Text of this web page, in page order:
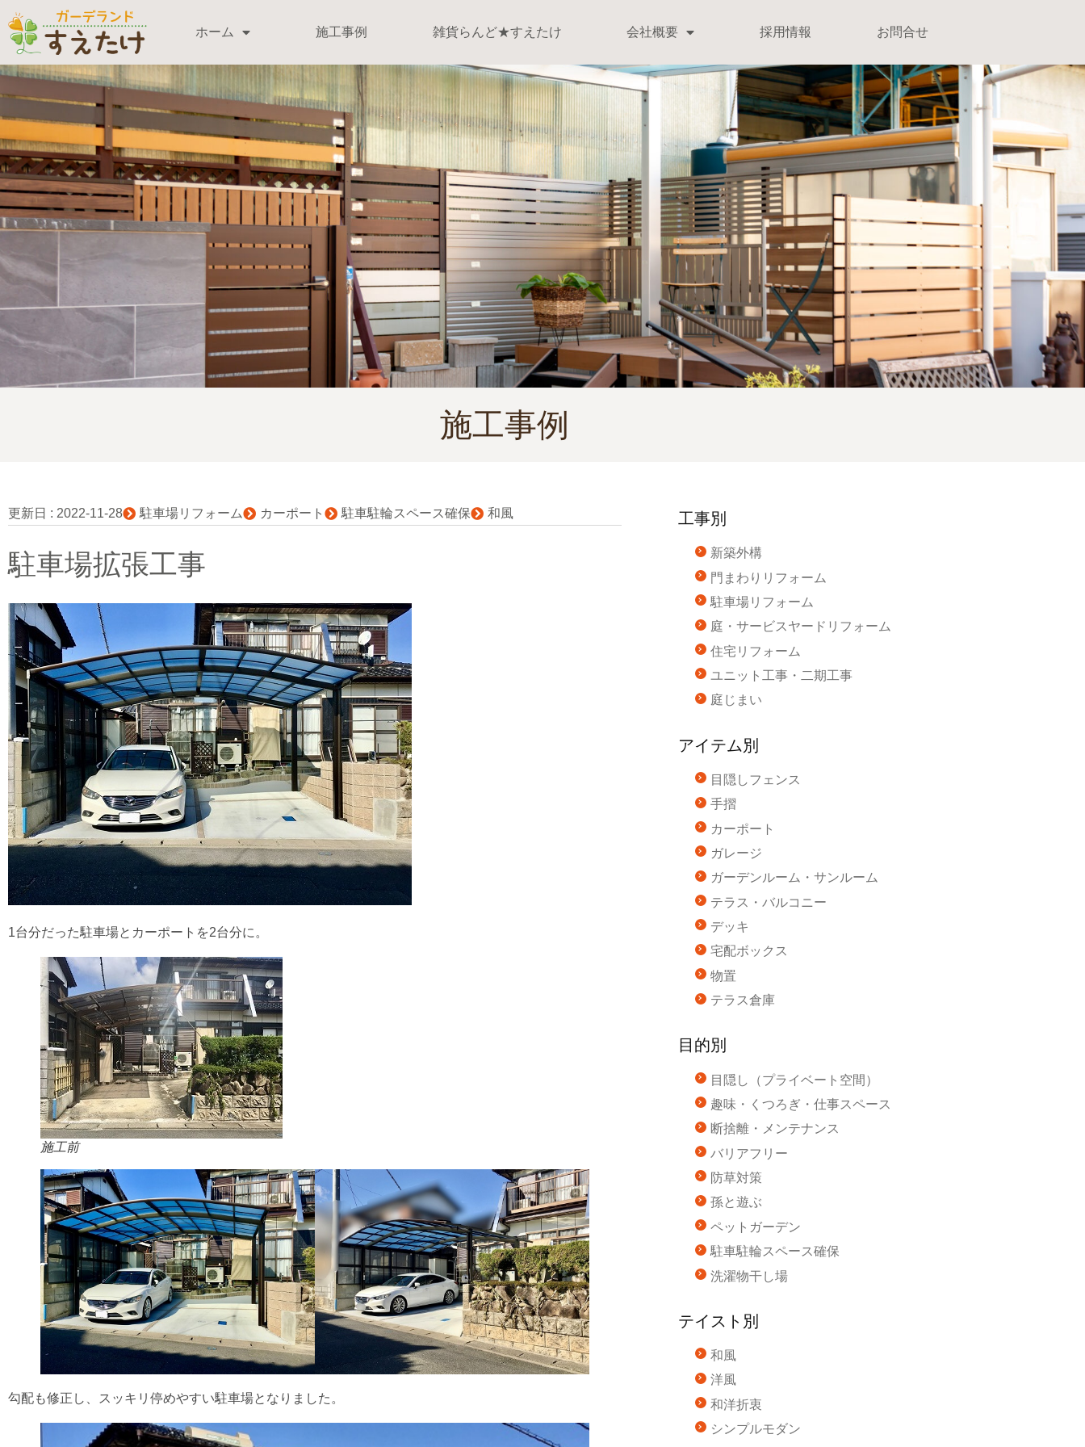
ホーム 施工事例 雑貨らんど★すえたけ 会社概要 採用情報 お問合せ
施工事例
更新日 : 2022-11-28 駐車場リフォーム カーポート 駐車駐輪スペース確保 和風
駐車場拡張工事
1台分だった駐車場とカーポートを2台分に。
施工前
勾配も修正し、スッキリ停めやすい駐車場となりました。
工事別
新築外構
門まわりリフォーム
駐車場リフォーム
庭・サービスヤードリフォーム
住宅リフォーム
ユニット工事・二期工事
庭じまい
アイテム別
目隠しフェンス
手摺
カーポート
ガレージ
ガーデンルーム・サンルーム
テラス・バルコニー
デッキ
宅配ボックス
物置
テラス倉庫
目的別
目隠し（プライベート空間）
趣味・くつろぎ・仕事スペース
断捨離・メンテナンス
バリアフリー
防草対策
孫と遊ぶ
ペットガーデン
駐車駐輪スペース確保
洗濯物干し場
テイスト別
和風
洋風
和洋折衷
シンプルモダン